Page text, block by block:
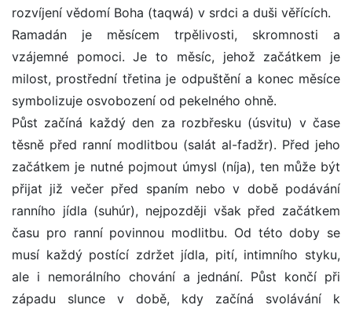
rozvíjení vědomí Boha (taqwá) v srdci a duši věřících.
Ramadán je měsícem trpělivosti, skromnosti a
vzájemné pomoci. Je to měsíc, jehož začátkem je
milost, prostřední třetina je odpuštění a konec měsíce
symbolizuje osvobození od pekelného ohně.
Půst začíná každý den za rozbřesku (úsvitu) v čase
těsně před ranní modlitbou (salát al-fadžr). Před jeho
začátkem je nutné pojmout úmysl (níja), ten může být
přijat již večer před spaním nebo v době podávání
ranního jídla (suhúr), nejpozději však před začátkem
času pro ranní povinnou modlitbu. Od této doby se
musí každý postící zdržet jídla, pití, intimního styku,
ale i nemorálního chování a jednání. Půst končí při
západu slunce v době, kdy začíná svolávání k